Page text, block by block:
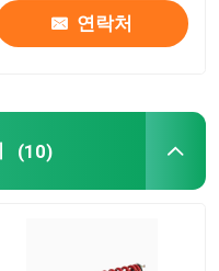
연락처
(10)